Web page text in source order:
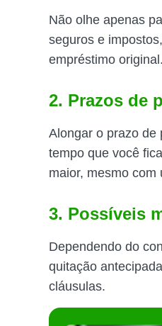
Não olhe apenas
seguros e
empréstimo original.
2. Prazos de
Alongar o prazo de
tempo que você
maior, mesmo com
3. Possíveis
Dependendo do
quitação
cláusulas.